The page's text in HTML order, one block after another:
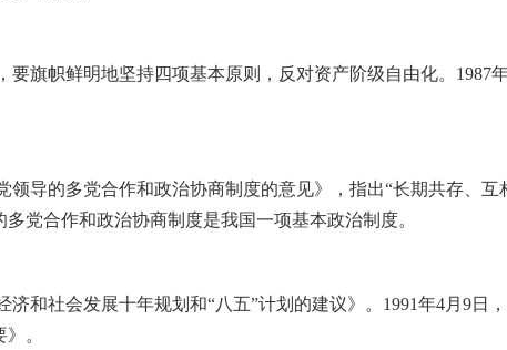
帜鲜明地坚持四项基本原则，反对资产阶级自由化。1987
导的多党合作和政治协商制度的意见》，指出“长期共存、互
党合作和政治协商制度是我国一项基本政治制度。
社会发展十年规划和“八五”计划的建议》。1991年4月9日
。